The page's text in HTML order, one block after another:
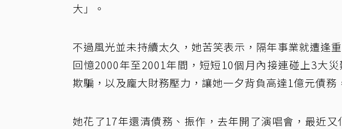
大」。
不過風光並未持續太久，她苦笑表示，隔年事業就遭逢
回憶2000年至2001年間，短短10個月內接連碰上3大
欺騙，以及龐大財務壓力，讓她一夕背負高達1億元債務
她花了17年還清債務、振作，去年開了演唱會，最近